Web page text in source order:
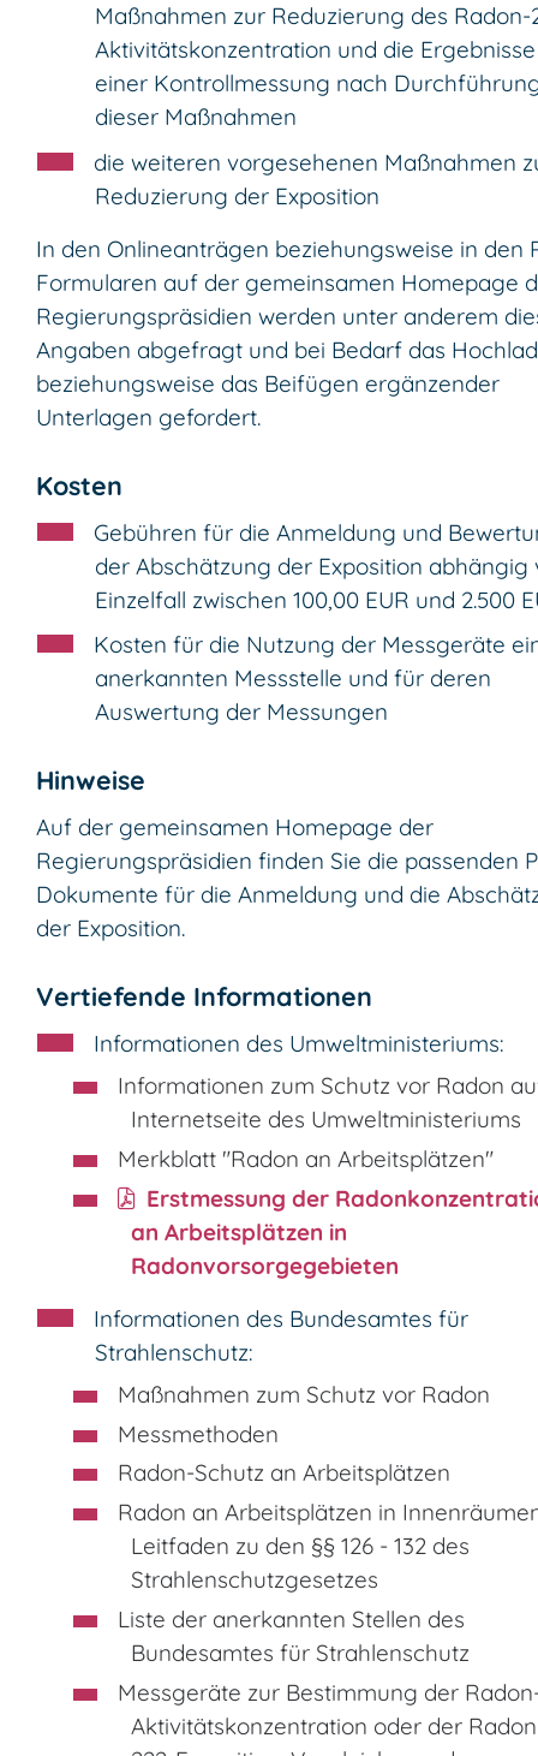
Maßnahmen zur Reduzierung des Radon-
Aktivitätskonzentration und die Ergebnisse
einer Kontrollmessung nach
dieser Maßnahmen
die weiteren vorgesehenen Maßnahmen
Reduzierung der Exposition
In den Onlineanträgen beziehungsweise in den
Formularen auf der gemeinsamen Homepage
Regierungspräsidien werden unter anderem
Angaben abgefragt und bei Bedarf das
beziehungsweise das Beifügen ergänzender
Unterlagen gefordert.
Kosten
Gebühren für die Anmeldung und
der Abschätzung der Exposition abhängig
Einzelfall zwischen 100,00 EUR und 2.500
Kosten für die Nutzung der Messgeräte
anerkannten Messstelle und für deren
Auswertung der Messungen
Hinweise
Auf der gemeinsamen Homepage der
Regierungspräsidien finden Sie die passenden
Dokumente für die Anmeldung und die
der Exposition.
Vertiefende Informationen
Informationen des Umweltministeriums:
Informationen zum Schutz vor Radon
Internetseite des Umweltministeriums
Merkblatt "Radon an Arbeitsplätzen"
Erstmessung der
an Arbeitsplätzen in
Radonvorsorgegebieten
Informationen des Bundesamtes für
Strahlenschutz:
Maßnahmen zum Schutz vor Radon
Messmethoden
Radon-Schutz an Arbeitsplätzen
Radon an Arbeitsplätzen in
Leitfaden zu den §§ 126 - 132 des
Strahlenschutzgesetzes
Liste der anerkannten Stellen des
Bundesamtes für Strahlenschutz
Messgeräte zur Bestimmung der
Aktivitätskonzentration oder der